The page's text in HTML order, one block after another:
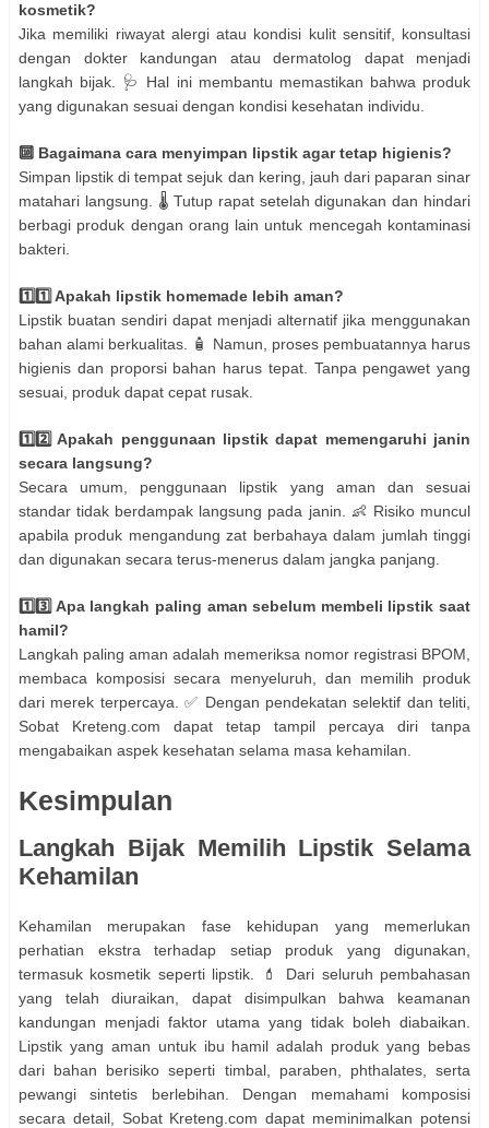
kosmetik?
Jika memiliki riwayat alergi atau kondisi kulit sensitif, konsultasi
dengan dokter kandungan atau dermatolog dapat menjadi
langkah bijak. 🩺 Hal ini membantu memastikan bahwa produk
yang digunakan sesuai dengan kondisi kesehatan individu.
🔟 Bagaimana cara menyimpan lipstik agar tetap higienis?
Simpan lipstik di tempat sejuk dan kering, jauh dari paparan sinar
matahari langsung. 🌡️ Tutup rapat setelah digunakan dan hindari
berbagi produk dengan orang lain untuk mencegah kontaminasi
bakteri.
1️⃣1️⃣ Apakah lipstik homemade lebih aman?
Lipstik buatan sendiri dapat menjadi alternatif jika menggunakan
bahan alami berkualitas. 🧴 Namun, proses pembuatannya harus
higienis dan proporsi bahan harus tepat. Tanpa pengawet yang
sesuai, produk dapat cepat rusak.
1️⃣2️⃣ Apakah penggunaan lipstik dapat memengaruhi janin
secara langsung?
Secara umum, penggunaan lipstik yang aman dan sesuai
standar tidak berdampak langsung pada janin. 👶 Risiko muncul
apabila produk mengandung zat berbahaya dalam jumlah tinggi
dan digunakan secara terus-menerus dalam jangka panjang.
1️⃣3️⃣ Apa langkah paling aman sebelum membeli lipstik saat
hamil?
Langkah paling aman adalah memeriksa nomor registrasi BPOM,
membaca komposisi secara menyeluruh, dan memilih produk
dari merek terpercaya. ✅ Dengan pendekatan selektif dan teliti,
Sobat Kreteng.com dapat tetap tampil percaya diri tanpa
mengabaikan aspek kesehatan selama masa kehamilan.
Kesimpulan
Langkah Bijak Memilih Lipstik Selama
Kehamilan
Kehamilan merupakan fase kehidupan yang memerlukan
perhatian ekstra terhadap setiap produk yang digunakan,
termasuk kosmetik seperti lipstik. 💄 Dari seluruh pembahasan
yang telah diuraikan, dapat disimpulkan bahwa keamanan
kandungan menjadi faktor utama yang tidak boleh diabaikan.
Lipstik yang aman untuk ibu hamil adalah produk yang bebas
dari bahan berisiko seperti timbal, paraben, phthalates, serta
pewangi sintetis berlebihan. Dengan memahami komposisi
secara detail, Sobat Kreteng.com dapat meminimalkan potensi